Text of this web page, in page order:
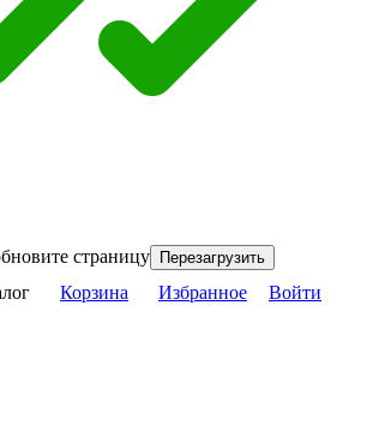
страницу Перезагрузить
Корзина Избранное Войти